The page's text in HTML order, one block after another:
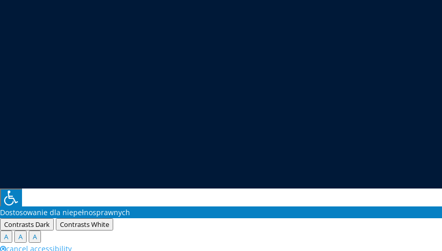
Dostosowanie dla niepełnosprawnych
Contrasts Dark
Contrasts White
A
A A
cancel accessibility